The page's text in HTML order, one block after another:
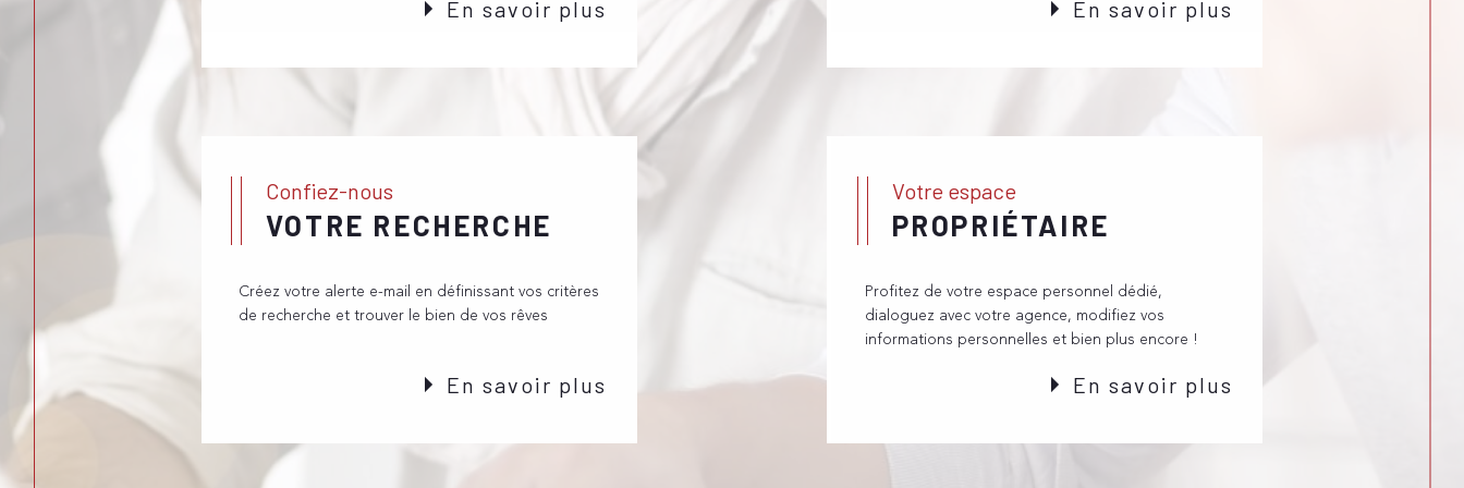
à réaliser votre projet immobilier. Vous pouvez prendre contact
avec notre agence immobilière de Collonges-sous-Salève, par
téléphone, via le formulaire ou directement en agence. En faisant
appel à nous pour acheter, louer ou
, nous vous proposons des services sur mesure et
entièrement personnalisés.
En savoir plus En savoir plus
Confiez-nous
VOTRE RECHERCHE
Créez votre alerte e-mail en définissant vos critères
de recherche et trouver le bien de vos rêves
En savoir plus
Votre espace
PROPRIÉTAIRE
Profitez de votre espace personnel dédié,
dialoguez avec votre agence, modifiez vos
informations personnelles et bien plus encore !
En savoir plus